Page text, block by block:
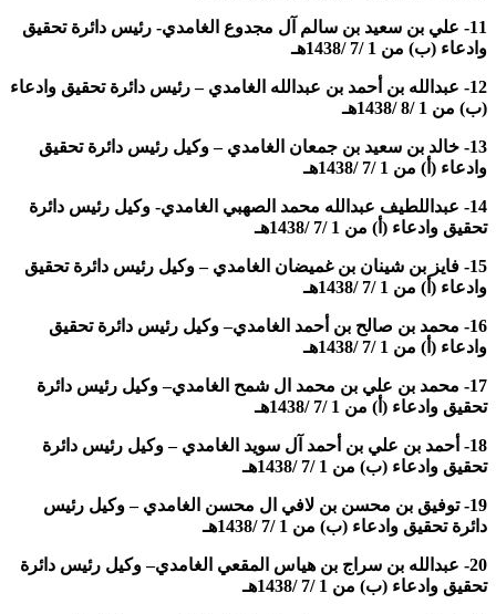
11- علي بن سعيد بن سالم آل مجدوع الغامدي-
رئيس دائرة تحقيق
وادعاء (ب) من 1 /7 /1438هـ
12- عبدالله بن أحمد بن عبدالله الغامدي – رئيس دائرة تحقيق وادعاء
(ب) من 1 /8 /1438هـ
13- خالد بن سعيد بن جمعان الغامدي – وكيل رئيس دائرة تحقيق
وادعاء (أ) من 1 /7 /1438هـ
14- عبداللطيف عبدالله محمد الصهبي الغامدي-
وكيل رئيس دائرة
تحقيق وادعاء (أ) من 1 /7 /1438هـ
15- فايز بن شينان بن غميضان الغامدي –
وكيل رئيس دائرة تحقيق
وادعاء (أ) من 1 /7 /1438هـ
16- محمد بن صالح بن أحمد الغامدي –وكيل رئيس دائرة تحقيق
وادعاء (أ) من
17- محمد بن علي بن محمد ال شمح الغامدي –وكيل رئيس دائرة
تحقيق وادعاء (أ) من 1 /7 /1438هـ
18- أحمد بن علي بن أحمد آل سويد الغامدي – وكيل رئيس دائرة
تحقيق وادعاء (ب) من 1 /7 /1438هـ
19- توفيق بن محسن بن لافي ال محسن الغامدي – وكيل رئيس
دائرة تحقيق وادعاء (ب) من 1 /7 /1438هـ
20- عبدالله بن سراج بن هياس المقعي الغامدي
– وكيل رئيس دائرة
تحقيق وادعاء (ب) من